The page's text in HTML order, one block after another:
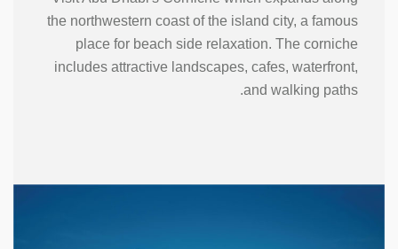
the northwestern coast of the island city, a famous
place for beach side relaxation. The corniche
includes attractive landscapes, cafes, waterfront,
and walking paths.